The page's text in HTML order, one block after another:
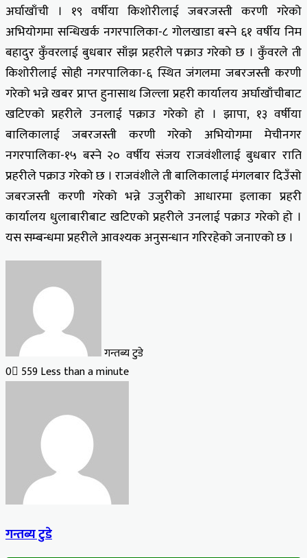
अर्घाखाँची । १९ वर्षीया किशोरीलाई जबरजस्ती करणी गरेको
अभियोगमा सन्धिखर्क नगरपालिका-८ गोलखाडा बस्ने ६१ वर्षीय निम
बहादुर कुँवरलाई बुधबार साँझ प्रहरीले पक्राउ गरेको छ । कुँवरले ती
किशोरीलाई सोही नगरपालिका-६ स्थित जंगलमा जबरजस्ती करणी
गरेको भन्ने खबर प्राप्त हुनासाथ जिल्ला प्रहरी कार्यालय अर्घाखाँचीबाट
खटिएको प्रहरीले उनलाई पक्राउ गरेको हो । झापा, १३ वर्षीया
बालिकालाई जबरजस्ती करणी गरेको अभियोगमा मेचीनगर
नगरपालिका-१५ बस्ने २० वर्षीय संजय राजवंशीलाई बुधबार राति
प्रहरीले पक्राउ गरेको छ । राजवंशीले ती बालिकालाई मंगलबार दिउँसो
जबरजस्ती करणी गरेको भन्ने उजुरीको आधारमा इलाका प्रहरी
कार्यालय धुलाबारीबाट खटिएको प्रहरीले उनलाई पक्राउ गरेको हो ।
यस सम्बन्धमा प्रहरीले आवश्यक अनुसन्धान गरिरहेको जनाएको छ ।
गन्तब्य टुडे
0 559Less than a minute
गन्तब्य टुडे